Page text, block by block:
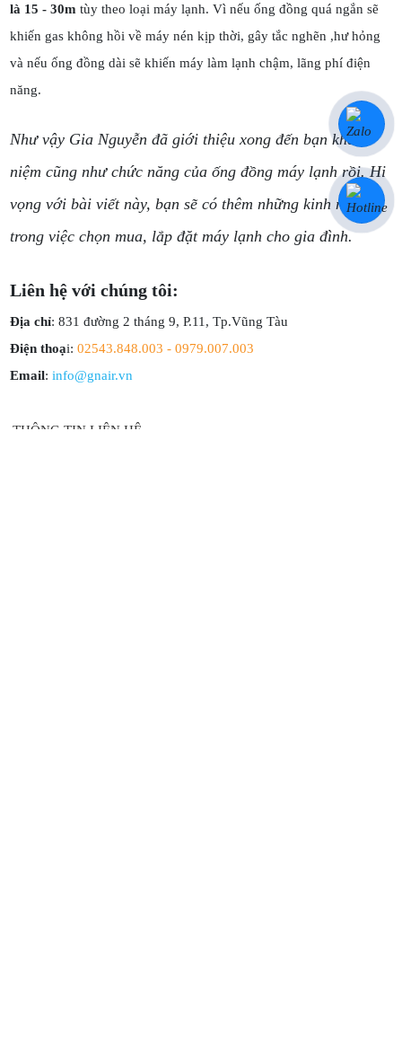
là 15 - 30m tùy theo loại máy lạnh. Vì nếu ống đồng quá ngắn sẽ
khiến gas không hồi về máy nén kịp thời, gây tắc nghẽn ,hư hỏng
và nếu ống đồng dài sẽ khiến máy làm lạnh chậm, lãng phí điện
năng.
Như vậy Gia Nguyễn đã giới thiệu xong đến bạn khái
niệm cũng như chức năng của ống đồng máy lạnh rồi. Hi
vọng với bài viết này, bạn sẽ có thêm những kinh nghiệm
trong việc chọn mua, lắp đặt máy lạnh cho gia đình.
Liên hệ với chúng tôi:
Địa chỉ: 831 đường 2 tháng 9, P.11, Tp.Vũng Tàu
Điện thoại:02543.848.003 - 0979.007.003
Email:info@gnair.vn
THÔNG TIN LIÊN HỆ